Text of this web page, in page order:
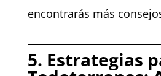
encontrarás más
5. Estrategias